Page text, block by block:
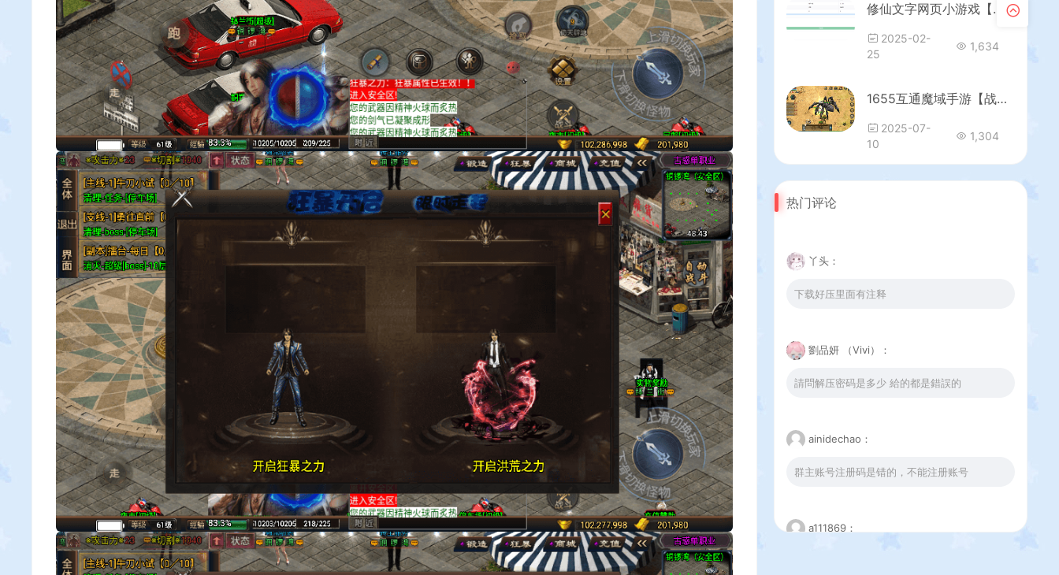
修仙文字网页小游戏【我的放置仙途】最新整理WIN系服务端+详细搭建教程
2025-02-
25
1,634
1655互通魔域手游【战天魔域90神火版】最新整理Win半手工服务端+本地注册验证+GM工具+安卓+详细搭建教程+视频教程
2025-07-
10
1,304
热门评论
丫头：
下载好压里面有注释
劉品妍 （Vivi）：
請問解压密码是多少 給的都是錯誤的
ainidechao：
群主账号注册码是错的，不能注册账号
a111869：